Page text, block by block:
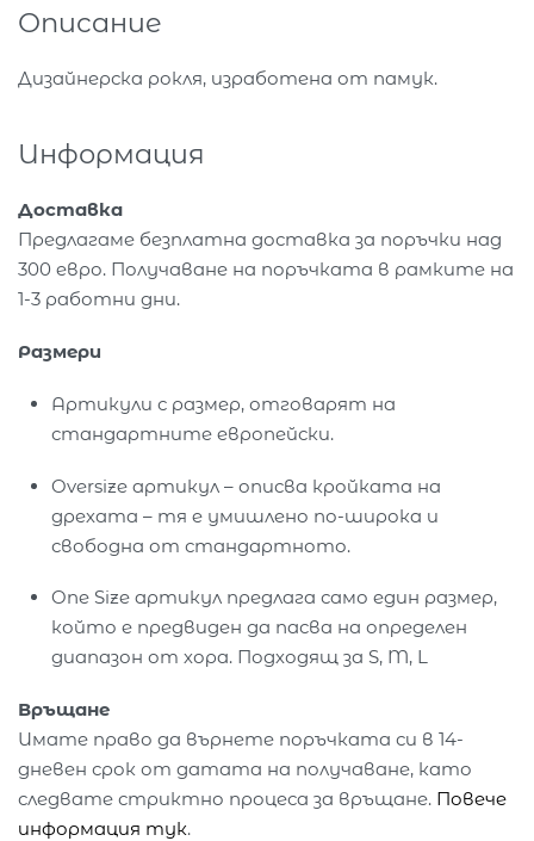
Описание
Дизайнерска рокля, изработена от памук.
Информация
Доставка
Предлагаме безплатна доставка за поръчки над
300 евро. Получаване на поръчката в рамките на
1-3 работни дни.
Размери
Артикули с размер, отговарят на
стандартните европейски.
Oversize артикул – описва кройката на
дрехата – тя е умишлено по-широка и
свободна от стандартното.
One Size артикул предлага само един размер,
който е предвиден да пасва на определен
диапазон от хора. Подходящ за S, M, L
Връщане
Имате право да върнете поръчката си в 14-
дневен срок от датата на получаване, като
следвате стриктно процеса за връщане. Повече
информация тук.